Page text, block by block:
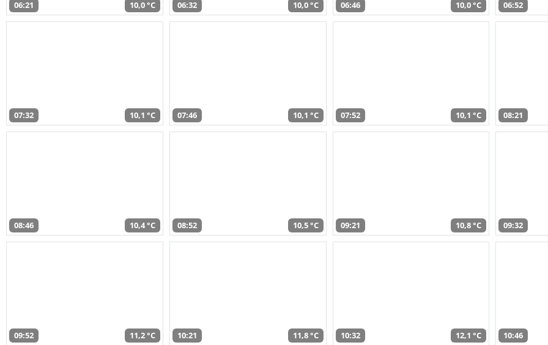
06:21 10,0 °C 06:32 10,0 °C 06:46 10,0 °C 06:52
07:32 10,1 °C 07:46 10,1 °C 07:52 10,1 °C 08:21
08:46 10,4 °C 08:52 10,5 °C 09:21 10,8 °C 09:32
09:52 11,2 °C 10:21 11,8 °C 10:32 12,1 °C 10:46